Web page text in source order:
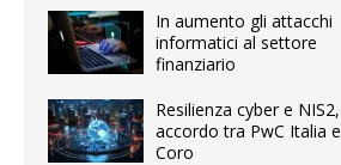
In aumento gli attacchi
informatici al settore
finanziario
Resilienza cyber e NIS2,
accordo tra PwC Italia e
Coro